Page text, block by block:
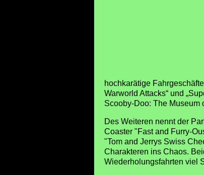
hochkarätige
Warworld Attacks“ und
Scooby-Doo: The Museum
Des Weiteren nennt der
Coaster "Fast and Furry-
"Tom and Jerrys Swiss
Charakteren ins Chaos.
Wiederholungsfahrten viel